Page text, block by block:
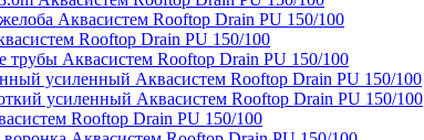
Аквасистем Rooftop Drain PU 150/100
Rooftop Drain PU 150/100
трубы Аквасистем Rooftop Drain PU 150/100
усиленный Аквасистем Rooftop Drain PU 150/100
усиленный Аквасистем Rooftop Drain PU 150/100
Rooftop Drain PU 150/100